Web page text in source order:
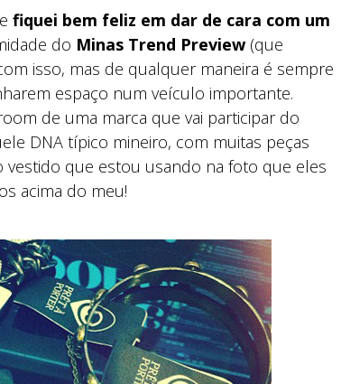
fiquei bem feliz em dar de cara com um
do Minas Trend Preview(que
isso, mas de qualquer maneira é sempre
espaço num veículo importante.
de uma marca que vai participar do
DNA típico mineiro, com muitas peças
que estou usando na foto que eles
acima do meu!